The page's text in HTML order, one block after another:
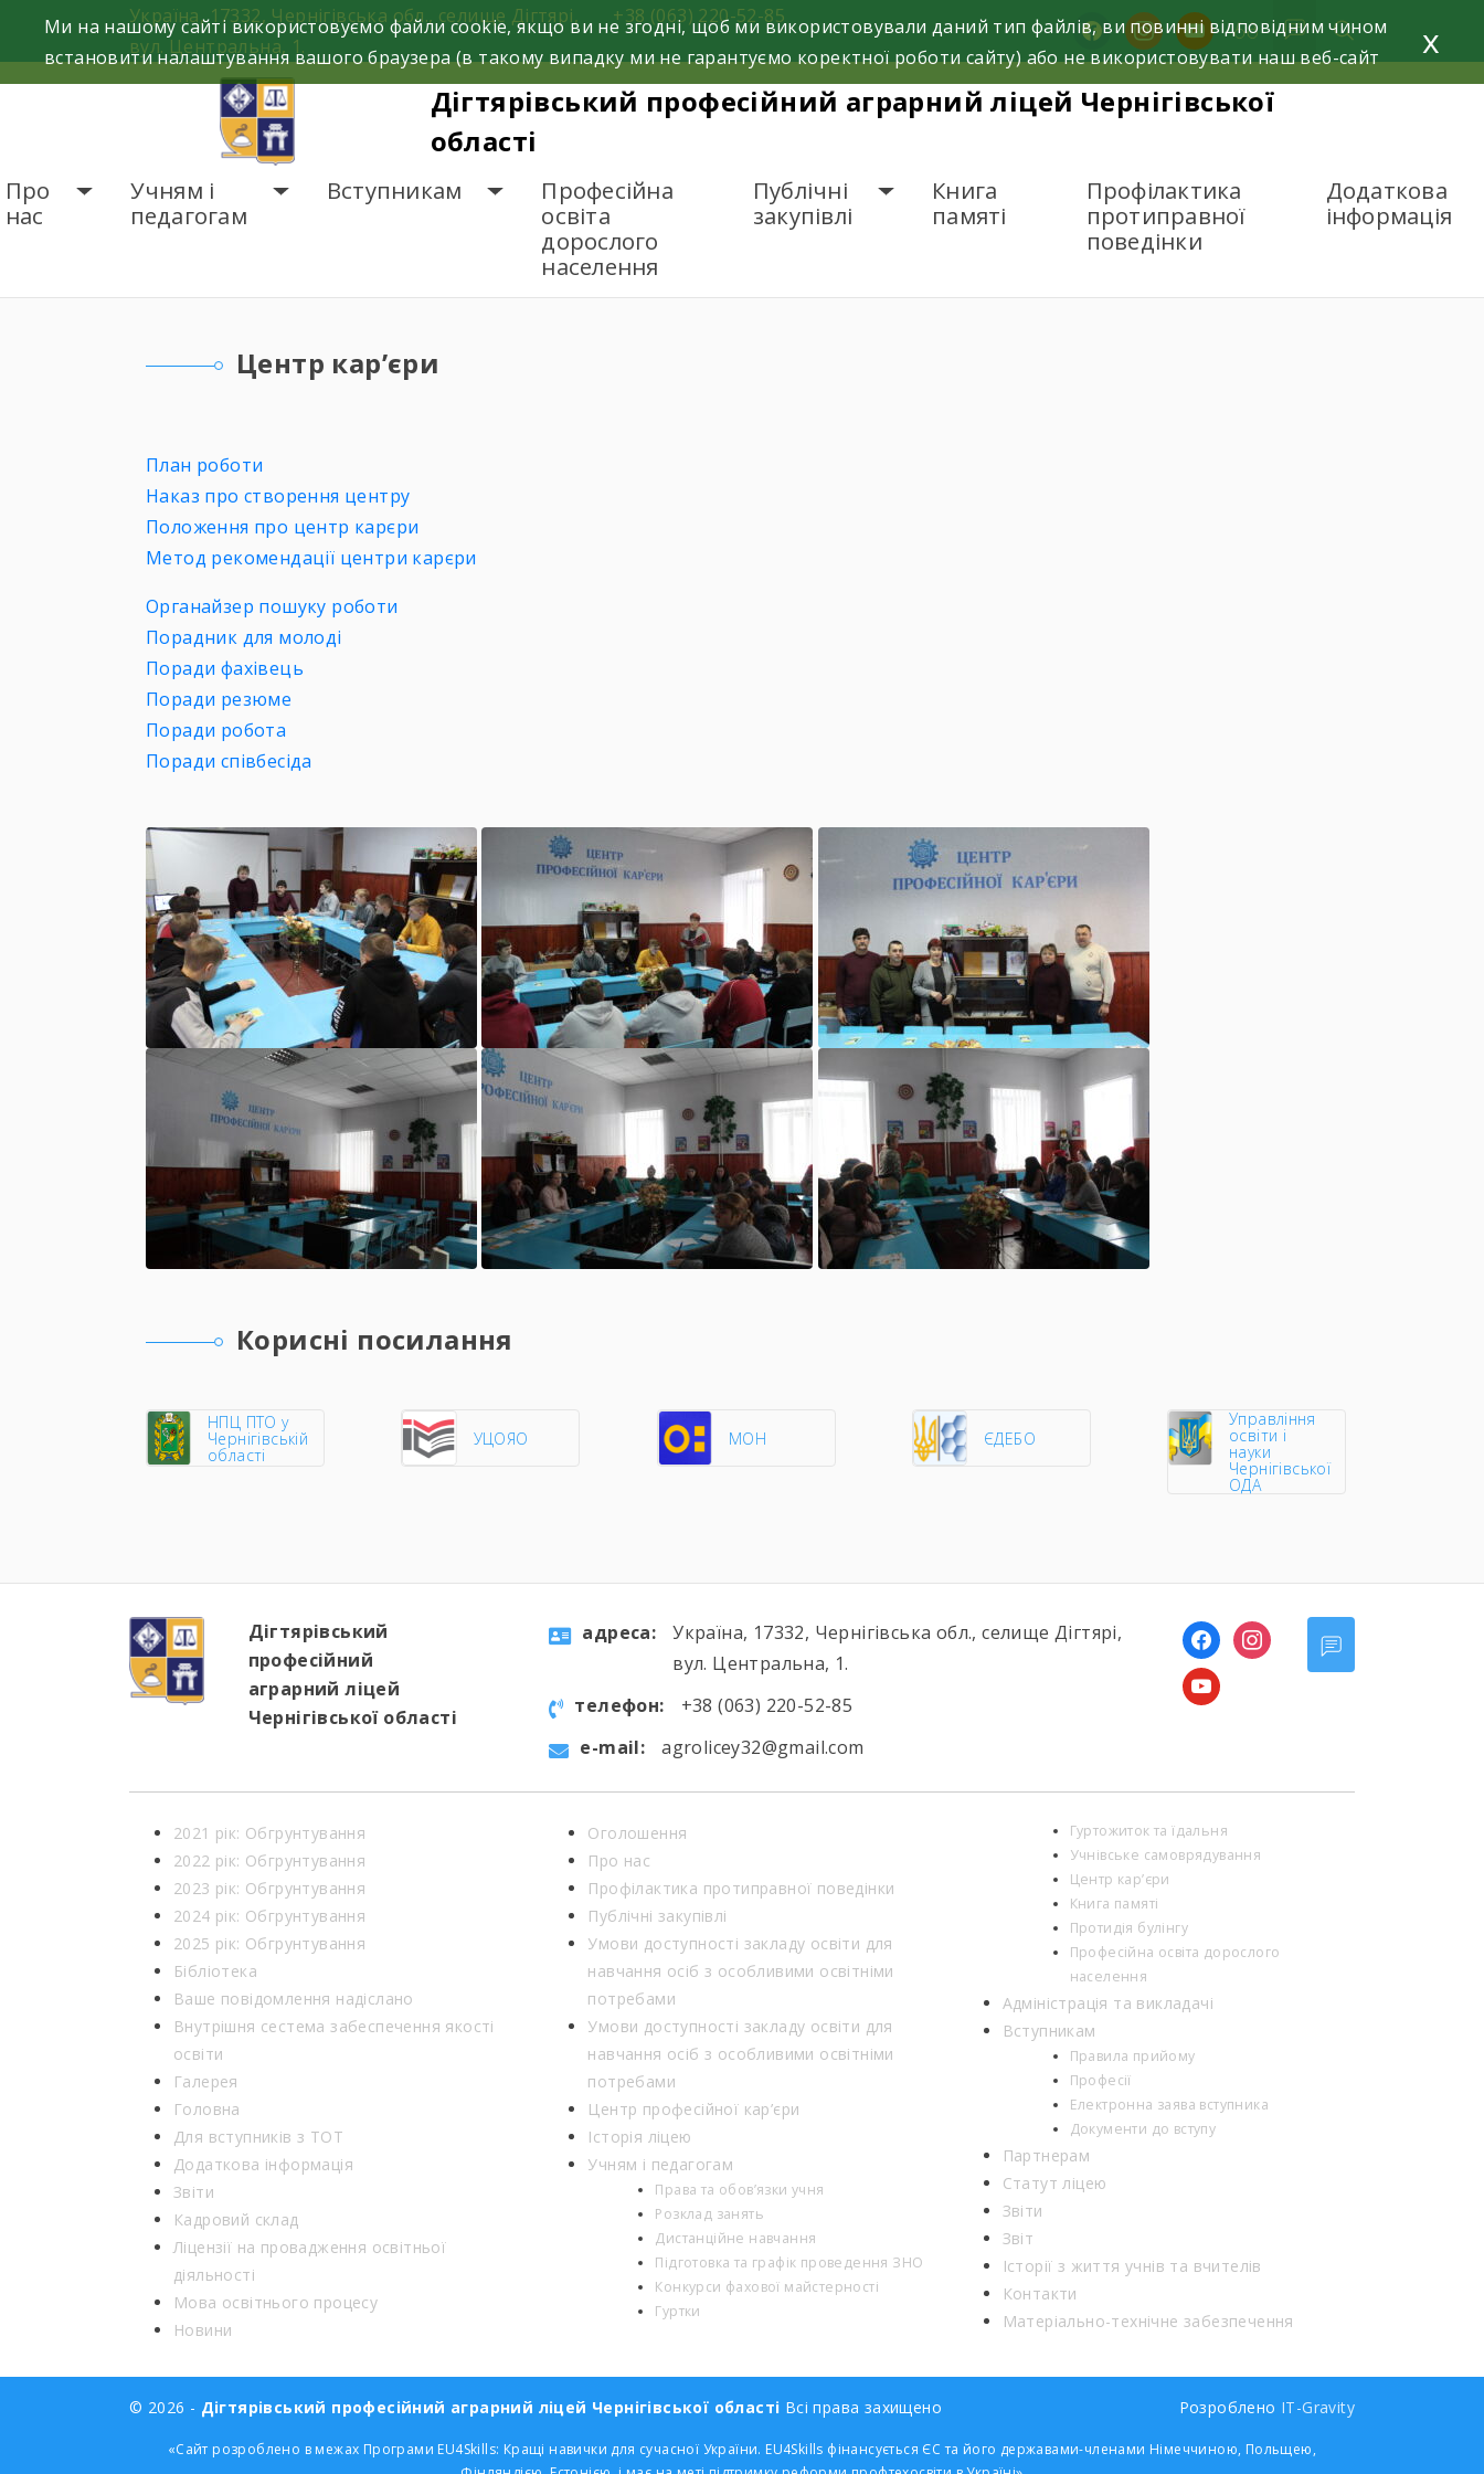
Україна, 17332, Чернігівська обл., селище Дігтярі,
вул. Центральна, 1.
+38 (063) 220-52-85 facebookinstagramyoutube
Дігтярівський професійний аграрний ліцей Чернігівської
області
Про
нас
Учням і
педагогам
Вступникам
Професійна
освіта
дорослого
населення
Публічні
закупівлі
Книга
памяті
Профілактика
протиправної
поведінки
Додаткова
інформація
УЧНЯМ І ПЕДАГОГАМ
Центр кар’єри
План роботи
Наказ про створення центру
Положення про центр карєри
Метод рекомендації центри карєри
Органайзер пошуку роботи
Порадник для молоді
Поради фахівець
Поради резюме
Поради робота
Поради співбесіда
Корисні посилання
НПЦ ПТО у
Чернігівській
області
УЦОЯО МОН ЄДЕБО
Управління
освіти і
науки
Чернігівської
ОДА
Ми на нашому сайті використовуємо файли cookie, якщо ви не згодні, щоб ми використовували даний тип файлів, ви повинні відповідним чином
встановити налаштування вашого браузера (в такому випадку ми не гарантуємо коректної роботи сайту) або не використовувати наш веб-сайт
x
Дігтярівський
професійний
аграрний ліцей
Чернігівської області
aдресa:
Україна, 17332, Чернігівська обл., селище Дігтярі,
вул. Центральна, 1.
телефон:
+38 (063) 220-52-85
e-mail:
agrolicey32@gmail.com
facebookinstagram
youtube
2021 рік: Обгрунтування
2022 рік: Обгрунтування
2023 рік: Обгрунтування
2024 рік: Обгрунтування
2025 рік: Обгрунтування
Бібліотека
Ваше повідомлення надіслано
Внутрішня сестема забеспечення якості
освіти
Галерея
Головна
Для вступників з ТОТ
Додаткова інформація
Звіти
Кадровий склад
Ліцензії на провадження освітньої
діяльності
Мова освітнього процесу
Новини
Оголошення
Про нас
Профілактика протиправної поведінки
Публічні закупівлі
Умови доступності закладу освіти для
навчання осіб з особливими освітніми
потребами
Умови доступності закладу освіти для
навчання осіб з особливими освітніми
потребами
Центр професійної кар’єри
Історія ліцею
Учням і педагогам
Права та обов’язки учня
Розклад занять
Дистанційне навчання
Підготовка та графік проведення ЗНО
Конкурси фахової майстерності
Гуртки
Гуртожиток та їдальня
Учнівське самоврядування
Центр кар’єри
Книга памяті
Протидія булінгу
Професійна освіта дорослого
населення
Адміністрація та викладачі
Вступникам
Правила прийому
Професії
Електронна заява вступника
Документи до вступу
Партнерам
Статут ліцею
Звіти
Звіт
Історії з життя учнів та вчителів
Контакти
Матеріально-технічне забезпечення
© 2026 - Дігтярівський професійний аграрний ліцей Чернігівської області Всі права захищено Розроблено IT-Gravity
«Сайт розроблено в межах Програми EU4Skills: Кращі навички для сучасної України. EU4Skills фінансується ЄС та його державами-членами Німеччиною, Польщею,